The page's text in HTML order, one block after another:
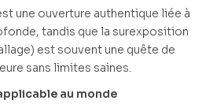
une ouverture authentique liée à
tandis que la surexposition
est souvent une quête de
sans limites saines.
au monde